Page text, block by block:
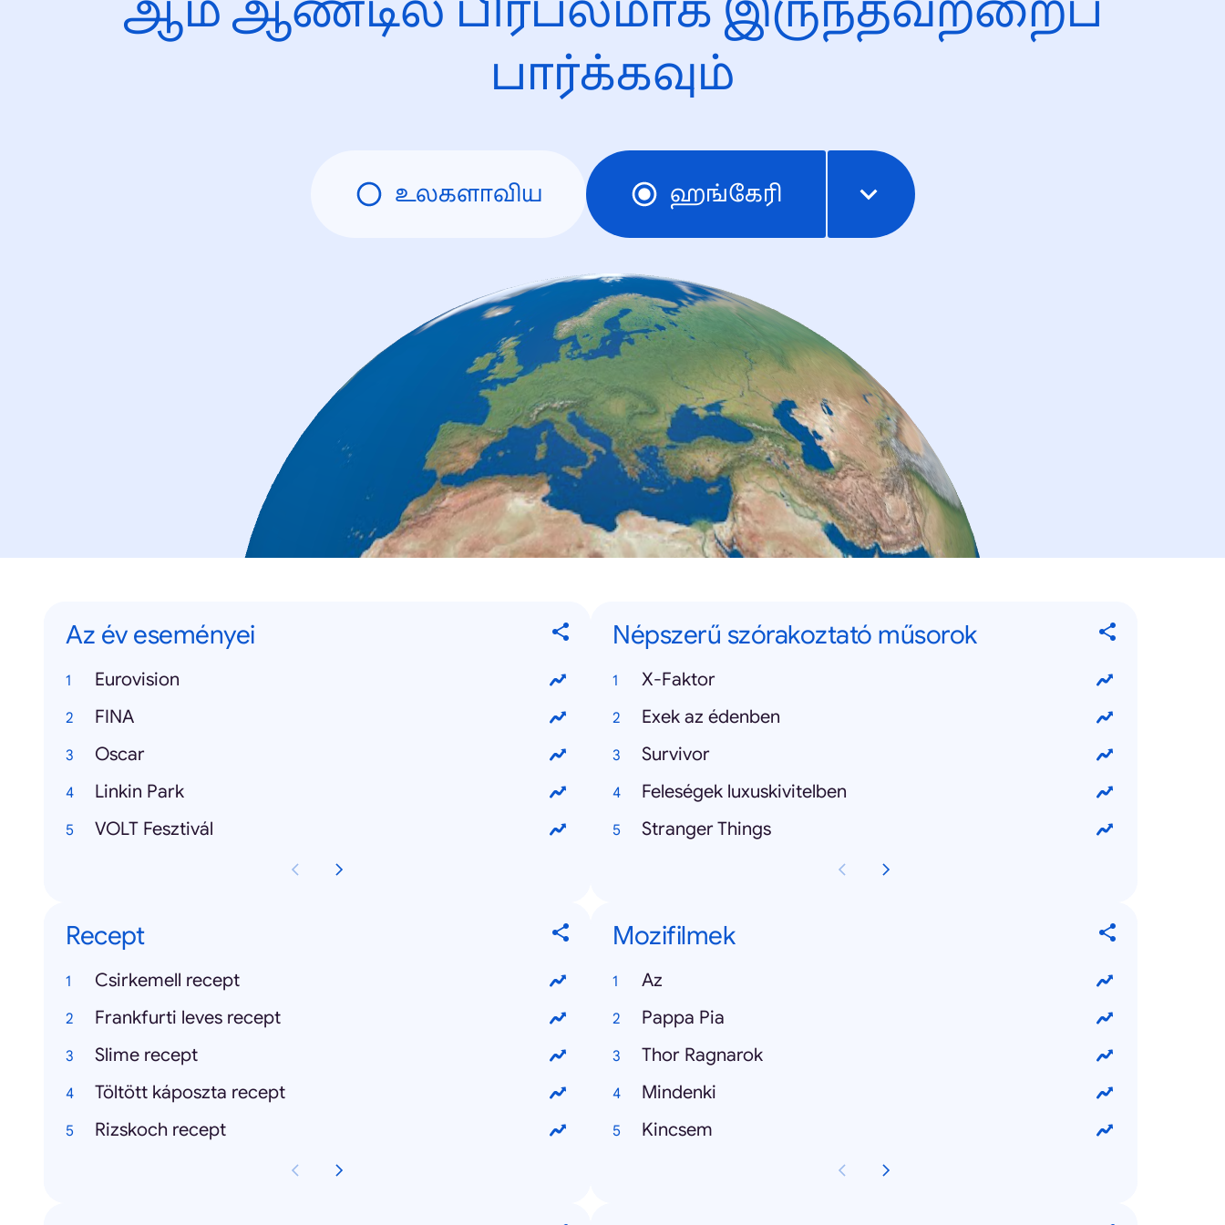
ஆம் ஆண்டில் பிரபலமாக இருந்தவற்றைப்
பார்க்கவும்
உலகளாவிய ஹங்கேரி
Az év eseményei
Eurovision
FINA
Oscar
Linkin Park
VOLT Fesztivál
Népszerű szórakoztató műsorok
X-Faktor
Exek az édenben
Survivor
Feleségek luxuskivitelben
Stranger Things
Recept
Csirkemell recept
Frankfurti leves recept
Slime recept
Töltött káposzta recept
Rizskoch recept
Mozifilmek
Az
Pappa Pia
Thor Ragnarok
Mindenki
Kincsem